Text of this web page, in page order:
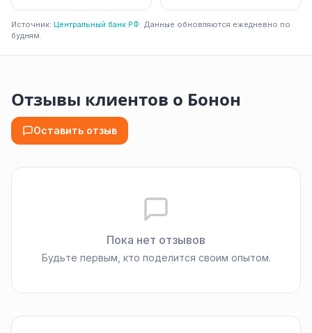
Источник: Центральный банк РФ. Данные обновляются ежедневно по
будням.
Отзывы клиентов о Бонон
Оставить отзыв
Пока нет отзывов
Будьте первым, кто поделится своим опытом.